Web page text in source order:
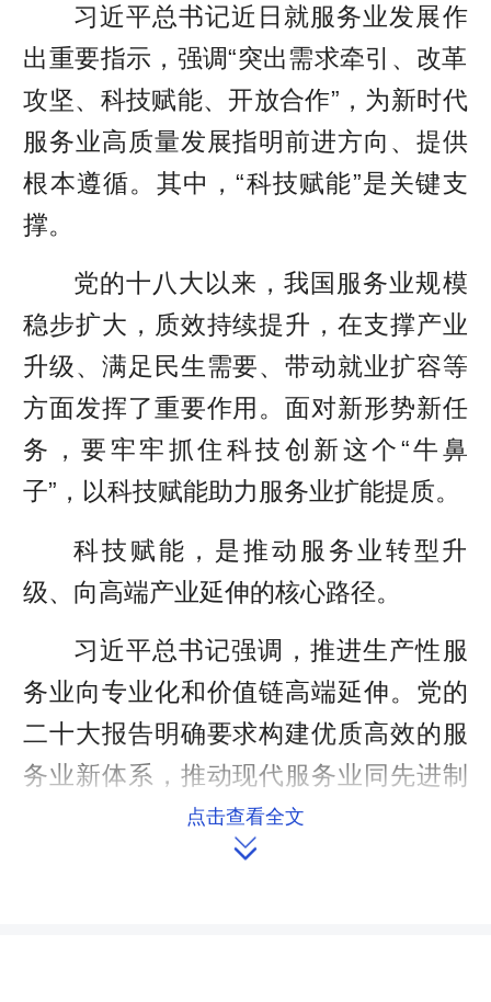
习近平总书记近日就服务业发展作
出重要指示，强调“突出需求牵引、改革
攻坚、科技赋能、开放合作”，为新时代
服务业高质量发展指明前进方向、提供
根本遵循。其中，“科技赋能”是关键支
撑。
党的十八大以来，我国服务业规模
稳步扩大，质效持续提升，在支撑产业
升级、满足民生需要、带动就业扩容等
方面发挥了重要作用。面对新形势新任
务，要牢牢抓住科技创新这个“牛鼻
子”，以科技赋能助力服务业扩能提质。
科技赋能，是推动服务业转型升
级、向高端产业延伸的核心路径。
习近平总书记强调，推进生产性服
务业向专业化和价值链高端延伸。党的
二十大报告明确要求构建优质高效的服
务业新体系，推动现代服务业同先进制
造业、现代农业深度融合。
点击查看全文
